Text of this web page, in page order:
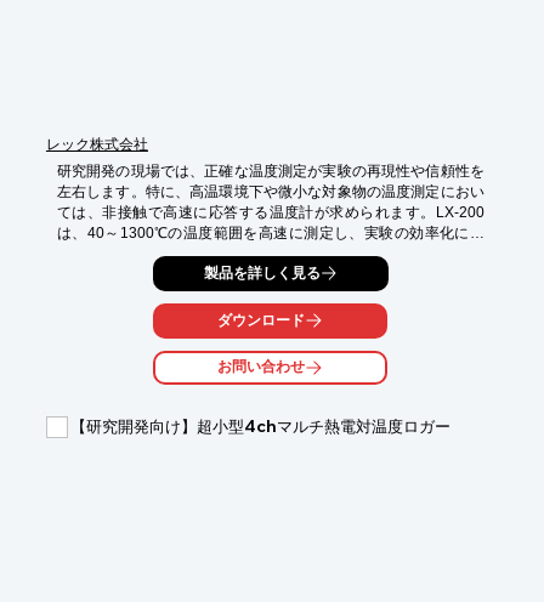
レック株式会社
研究開発の現場では、正確な温度測定が実験の再現性や信頼性を
左右します。特に、高温環境下や微小な対象物の温度測定におい
ては、非接触で高速に応答する温度計が求められます。LX-200
は、40～1300℃の温度範囲を高速に測定し、実験の効率化に貢
【活用シーン】
・材料の加熱実験
・反応プロセスの温度管理
・デバイスの温度特性評価
・高速応答による測定時間の短縮
製品を詳しく見る
ダウンロード
お問い合わせ
【研究開発向け】超小型4chマルチ熱電対温度ロガー